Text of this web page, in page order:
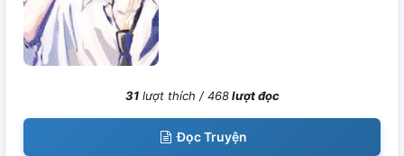
31lượt thích /468lượt đọc
Đọc Truyện